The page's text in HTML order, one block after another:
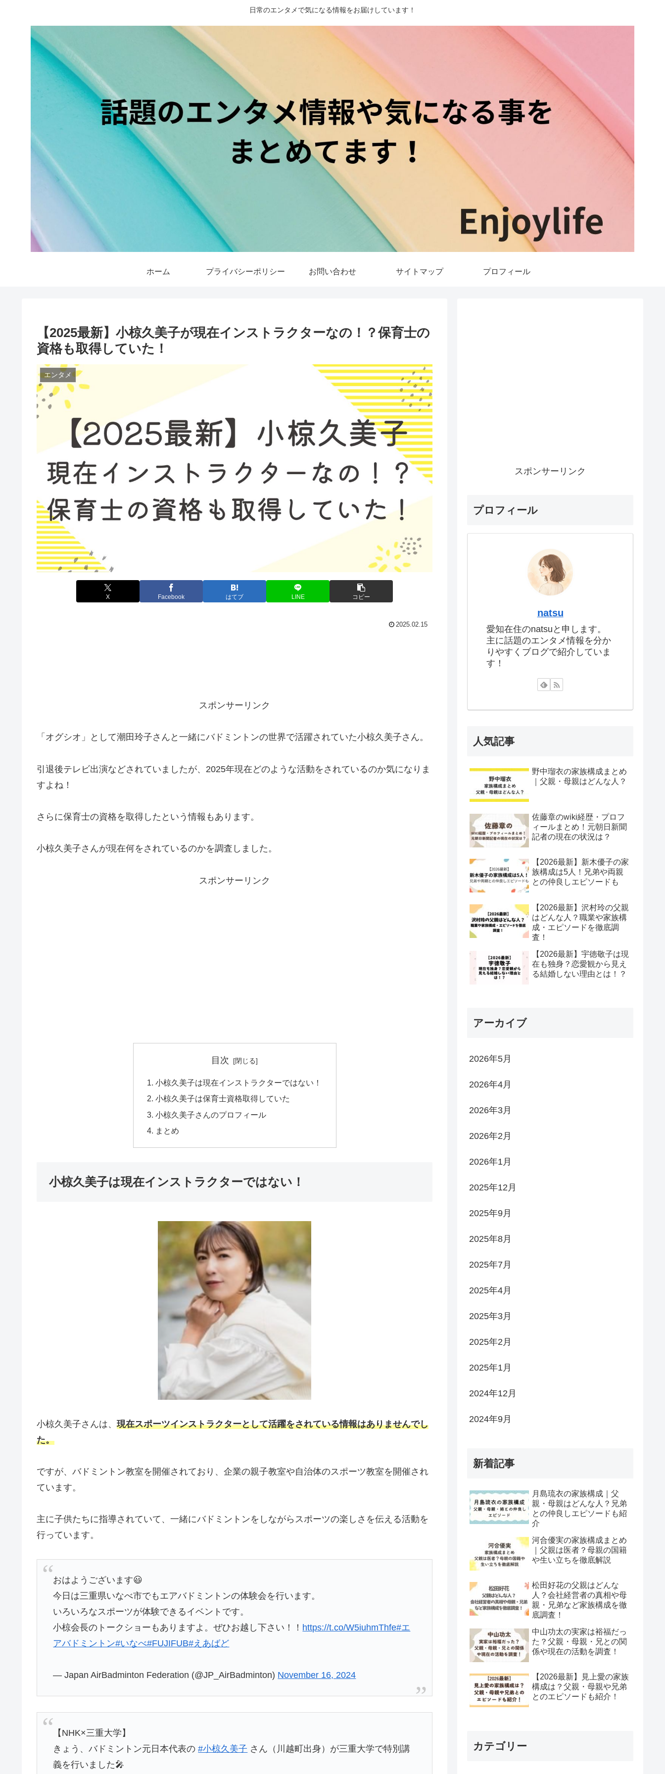
日常のエンタメで気になる情報をお届けしています！
ホーム プライバシーポリシー お問い合わせ サイトマップ プロフィール
【2025最新】小椋久美子が現在インストラクターなの！？保育士の
資格も取得していた！
エンタメ
X Facebook はてブ LINE コピー
2025.02.15
スポンサーリンク
「オグシオ」として潮田玲子さんと一緒にバドミントンの世界で活躍されていた小椋久美子さん。
引退後テレビ出演などされていましたが、2025年現在どのような活動をされているのか気になりま
すよね！
さらに保育士の資格を取得したという情報もあります。
小椋久美子さんが現在何をされているのかを調査しました。
スポンサーリンク
目次
小椋久美子は現在インストラクターではない！
小椋久美子は保育士資格取得していた
小椋久美子さんのプロフィール
まとめ
小椋久美子は現在インストラクターではない！
小椋久美子さんは、 現在スポーツインストラクターとして活躍をされている情報はありませんでし
た。
ですが、バドミントン教室を開催されており、企業の親子教室や自治体のスポーツ教室を開催され
ています。
主に子供たちに指導されていて、一緒にバドミントンをしながらスポーツの楽しさを伝える活動を
行っています。
おはようございます😃
今日は三重県いなべ市でもエアバドミントンの体験会を行います。
いろいろなスポーツが体験できるイベントです。
小椋会長のトークショーもありますよ。ぜひお越し下さい！！ https://t.co/W5iuhmThfe#エ
アバドミントン#いなべ#FUJIFUB#えあばど
— Japan AirBadminton Federation (@JP_AirBadminton) November 16, 2024
【NHK×三重大学】
きょう、バドミントン元日本代表の#小椋久美子 さん（川越町出身）が三重大学で特別講
義を行いました🎤
スポンサーリンク
プロフィール
natsu
愛知在住のnatsuと申します。
主に話題のエンタメ情報を分か
りやすくブログで紹介していま
す！
人気記事
野中瑠衣の家族構成まとめ
｜父親・母親はどんな人？
佐藤章のwiki経歴・プロフ
ィールまとめ！元朝日新聞
記者の現在の状況は？
【2026最新】新木優子の家
族構成は5人！兄弟や両親
との仲良しエピソードも
【2026最新】沢村玲の父親
はどんな人？職業や家族構
成・エピソードを徹底調
査！
【2026最新】宇徳敬子は現
在も独身？恋愛観から見え
る結婚しない理由とは！？
アーカイブ
2026年5月
2026年4月
2026年3月
2026年2月
2026年1月
2025年12月
2025年9月
2025年8月
2025年7月
2025年4月
2025年3月
2025年2月
2025年1月
2024年12月
2024年9月
新着記事
月島琉衣の家族構成｜父
親・母親はどんな人？兄弟
との仲良しエピソードも紹
介
河合優実の家族構成まとめ
｜父親は医者？母親の国籍
や生い立ちを徹底解説
松田好花の父親はどんな
人？会社経営者の真相や母
親・兄弟など家族構成を徹
底調査！
中山功太の実家は裕福だっ
た？父親・母親・兄との関
係や現在の活動を調査！
【2026最新】見上愛の家族
構成は？父親・母親や兄弟
とのエピソードも紹介！
カテゴリー